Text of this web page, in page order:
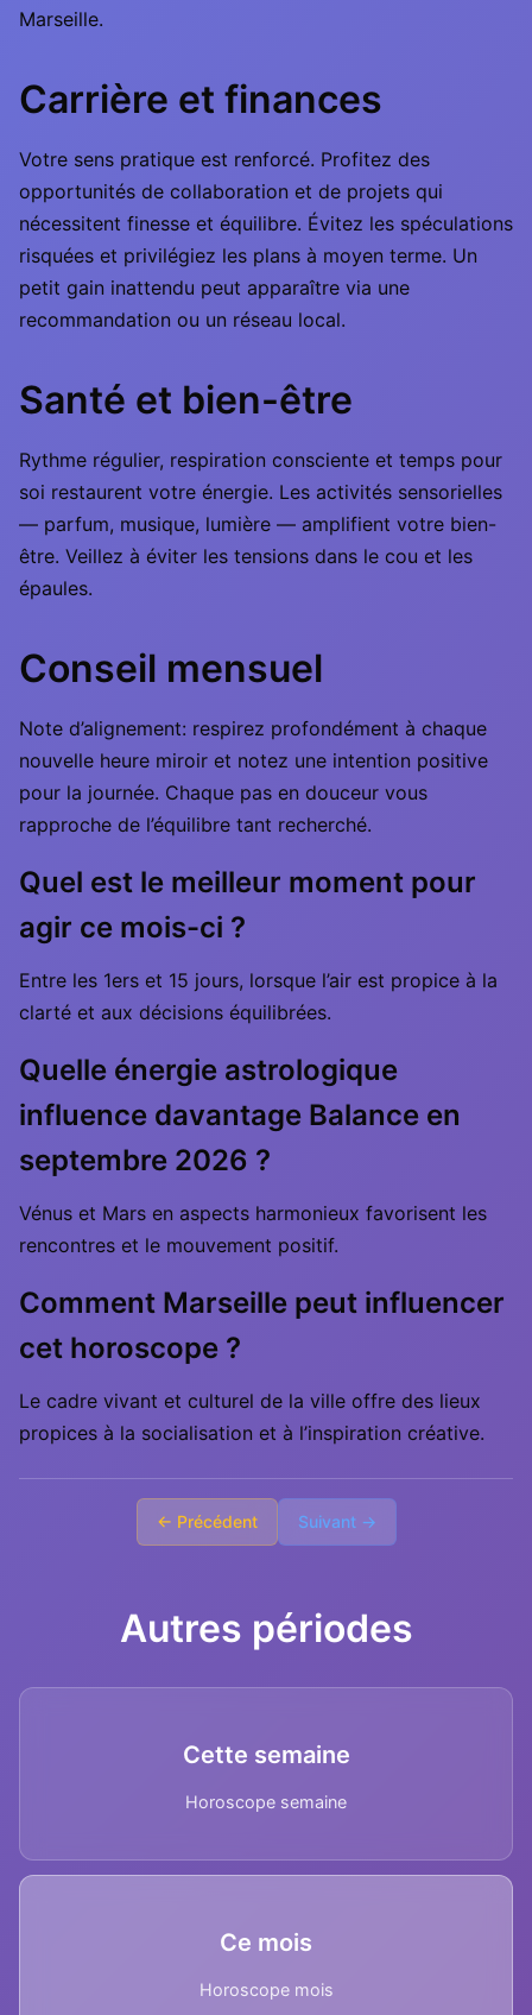
Marseille.
Carrière et finances
Votre sens pratique est renforcé. Profitez des
opportunités de collaboration et de projets qui
nécessitent finesse et équilibre. Évitez les spéculations
risquées et privilégiez les plans à moyen terme. Un
petit gain inattendu peut apparaître via une
recommandation ou un réseau local.
Santé et bien-être
Rythme régulier, respiration consciente et temps pour
soi restaurent votre énergie. Les activités sensorielles
— parfum, musique, lumière — amplifient votre bien-
être. Veillez à éviter les tensions dans le cou et les
épaules.
Conseil mensuel
Note d’alignement: respirez profondément à chaque
nouvelle heure miroir et notez une intention positive
pour la journée. Chaque pas en douceur vous
rapproche de l’équilibre tant recherché.
Quel est le meilleur moment pour
agir ce mois-ci ?
Entre les 1ers et 15 jours, lorsque l’air est propice à la
clarté et aux décisions équilibrées.
Quelle énergie astrologique
influence davantage Balance en
septembre 2026 ?
Vénus et Mars en aspects harmonieux favorisent les
rencontres et le mouvement positif.
Comment Marseille peut influencer
cet horoscope ?
Le cadre vivant et culturel de la ville offre des lieux
propices à la socialisation et à l’inspiration créative.
← Précédent Suivant →
Autres périodes
Cette semaine
Horoscope semaine
Ce mois
Horoscope mois